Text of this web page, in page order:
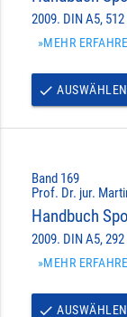
2009. DIN A5,
»MEHR
done AUSWÄHLEN
Band 169
Prof. Dr. jur.
Handbuch
2009. DIN A5,
»MEHR
done AUSWÄHLEN